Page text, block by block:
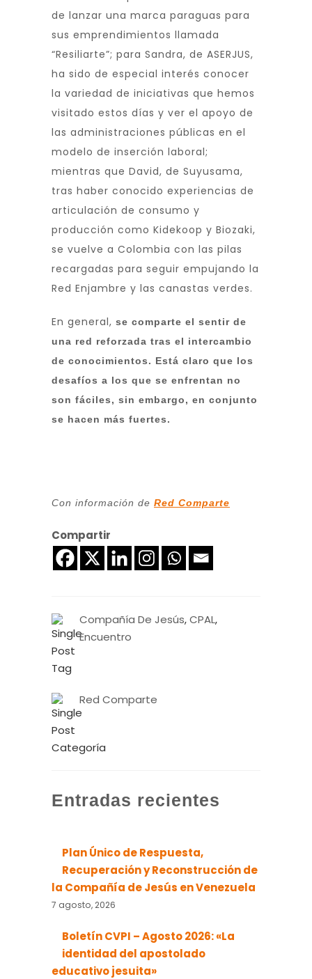
de lanzar una marca paraguas para
sus emprendimientos llamada
“Resiliarte”; para Sandra, de ASERJUS,
ha sido de especial interés conocer
la variedad de iniciativas que hemos
visitado estos días y ver el apoyo de
las administraciones públicas en el
modelo de inserción laboral;
mientras que David, de Suyusama,
tras haber conocido experiencias de
articulación de consumo y
producción como Kidekoop y Biozaki,
se vuelve a Colombia con las pilas
recargadas para seguir empujando la
Red Enjambre y las canastas verdes.
En general, se comparte el sentir de
una red reforzada tras el intercambio
de conocimientos. Está claro que los
desafíos a los que se enfrentan no
son fáciles, sin embargo, en conjunto
se hacen más fuertes.
Con información de Red Comparte
Compartir
Compañía De Jesús,CPAL,
Encuentro
Red Comparte
Entradas recientes
Plan Único de Respuesta,
Recuperación y Reconstrucción de
la Compañía de Jesús en Venezuela
7 agosto, 2026
Boletín CVPI – Agosto 2026: «La
identidad del apostolado
educativo jesuita»